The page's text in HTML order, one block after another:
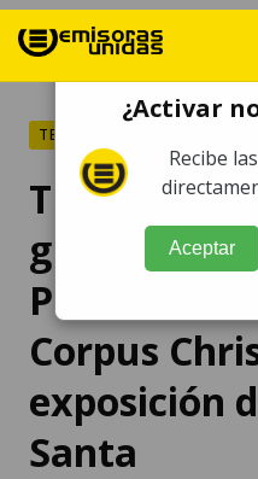
TENDENCIAS
Tradiciones
Polonia con
Corpus
exposición
Santa
¿Activar
Recibe
Aceptar